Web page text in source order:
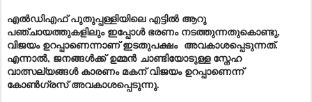
എൽഡിഎഫ് പുതുപ്പള്ളിയിലെ എട്ടിൽ ആറു
പഞ്ചായത്തുകളിലും ഇപ്പോൾ ഭരണം നടത്തുന്നതുകൊണ്ടു,
വിജയം ഉറപ്പാണെന്നാണ് ഇടതുപക്ഷം അവകാശപ്പെടുന്നത്.
എന്നാൽ, ജനങ്ങൾക്ക്ഉമ്മൻചാണ്ടിയോടുള്ള സ്നേഹ
വാത്സല്യങ്ങൾ കാരണം മകന് വിജയം ഉറപ്പാണെന്ന്
കോൺഗ്രസ് അവകാശപ്പെടുന്നു.